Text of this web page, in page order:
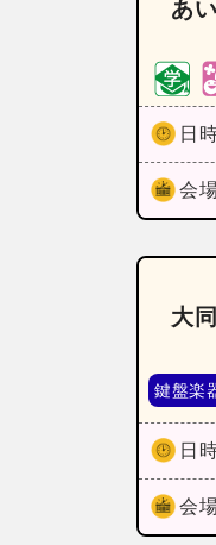
あ
日
会
大
鍵盤楽
日
会